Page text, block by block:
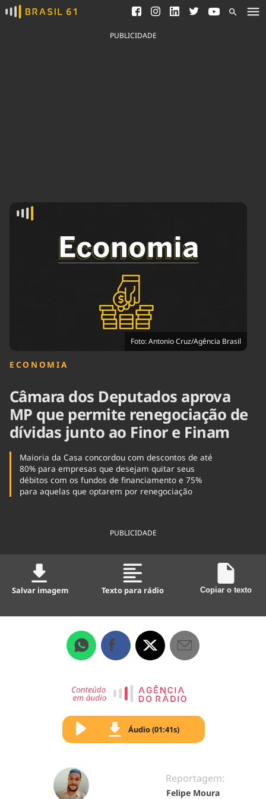
Ver todas as notícias
Saneamento
Indicadores
Agronegócios
Economia
Educação
Infraestrutura
Internacional
Podcast
Política
Saúde
PUBLICIDADE
Foto: Antonio Cruz/Agência Brasil
ECONOMIA
Câmara dos Deputados aprova
MP que permite renegociação de
dívidas junto ao Finor e Finam
Maioria da Casa concordou com descontos de até
80% para empresas que desejam quitar seus
débitos com os fundos de financiamento e 75%
para aquelas que optarem por renegociação
PUBLICIDADE
Salvar imagem Texto para rádio Copiar o texto
Áudio (01:41s)
Reportagem:
Felipe Moura